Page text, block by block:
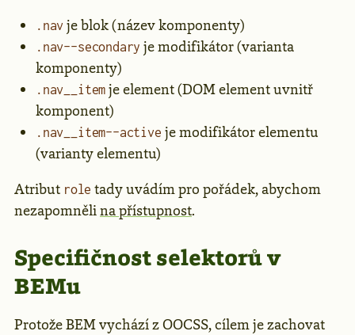
.nav je blok (název komponenty)
.nav--secondary je modifikátor (varianta
komponenty)
.nav__item je element (DOM element uvnitř
komponent)
.nav__item--active je modifikátor elementu
(varianty elementu)
Atribut role tady uvádím pro pořádek, abychom
nezapomnělina přístupnost.
Specifičnost selektorů v
BEMu
Protože BEM vychází z OOCSS, cílem je zachovat